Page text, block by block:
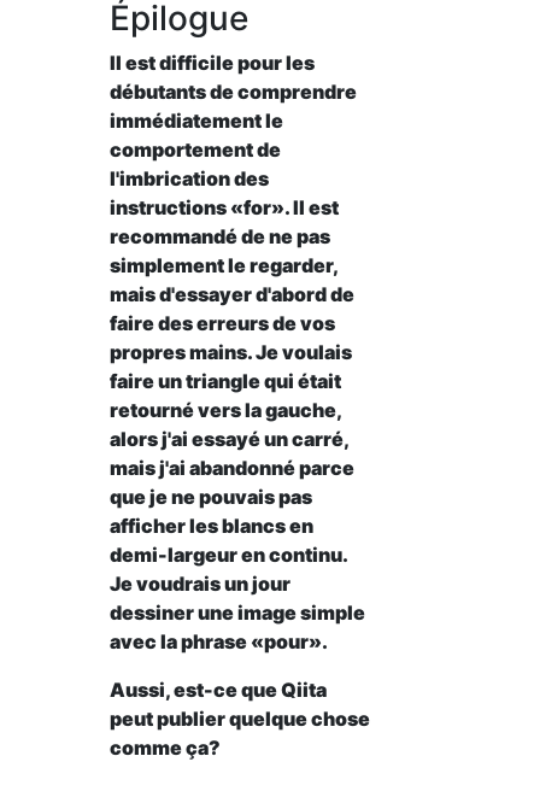
Épilogue
Il est difficile pour les
débutants de comprendre
immédiatement le
comportement de
l'imbrication des
instructions «for». Il est
recommandé de ne pas
simplement le regarder,
mais d'essayer d'abord de
faire des erreurs de vos
propres mains. Je voulais
faire un triangle qui était
retourné vers la gauche,
alors j'ai essayé un carré,
mais j'ai abandonné parce
que je ne pouvais pas
afficher les blancs en
demi-largeur en continu.
Je voudrais un jour
dessiner une image simple
avec la phrase «pour».
Aussi, est-ce que Qiita
peut publier quelque chose
comme ça?